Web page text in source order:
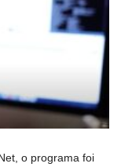
o programa foi